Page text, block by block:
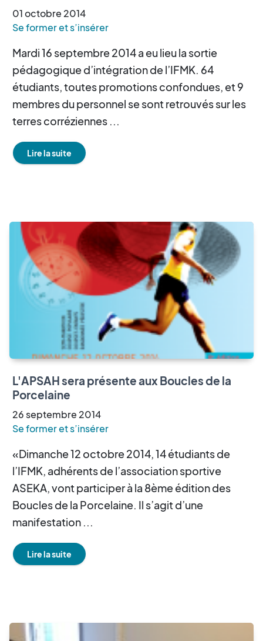
01octobre2014
Se former et s’insérer
Mardi 16 septembre 2014 a eu lieu la sortie
pédagogique d’intégration de l’IFMK. 64
étudiants, toutes promotions confondues, et 9
membres du personnel se sont retrouvés sur les
terres corréziennes ...
Lire la suite
L'APSAH sera présente aux Boucles de la
Porcelaine
26septembre2014
Se former et s’insérer
«Dimanche 12 octobre 2014, 14 étudiants de
l’IFMK, adhérents de l’association sportive
ASEKA, vont participer à la 8ème édition des
Boucles de la Porcelaine. Il s’agit d’une
manifestation ...
Lire la suite